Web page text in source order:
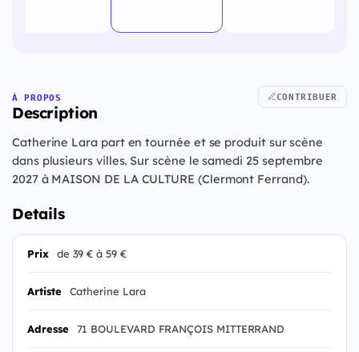
À PROPOS
Description
CONTRIBUER
Catherine Lara part en tournée et se produit sur scène
dans plusieurs villes. Sur scène le samedi 25 septembre
2027 à MAISON DE LA CULTURE (Clermont Ferrand).
Details
Prix de 39 € à 59 €
Artiste Catherine Lara
Adresse 71 BOULEVARD FRANÇOIS MITTERRAND